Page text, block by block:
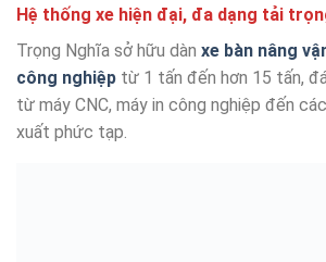
Hệ thống xe hiện đại, đa dạng tải
Trọng Nghĩa sở hữu dàn xe bàn nâng
công nghiệp từ 1 tấn đến hơn 15 tấn,
từ máy CNC, máy in công nghiệp đến
xuất phức tạp.